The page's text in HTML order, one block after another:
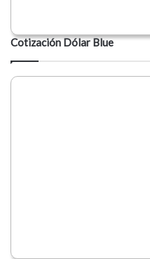
Cotización Dólar Blue